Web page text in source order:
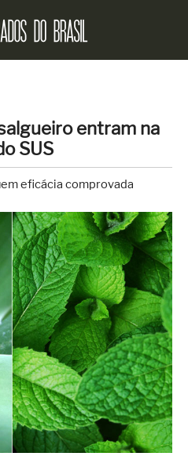
entram na
SUS
eficácia comprovada